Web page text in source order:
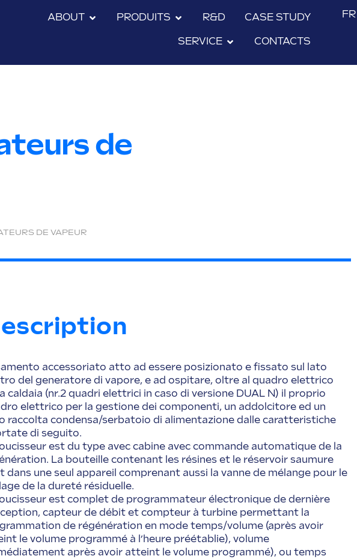
ABOUT PRODUITS R&D CASE STUDY
SERVICE CONTACTS
FR
de
DE VAPEUR
accessoriato atto ad essere posizionato e fissato sul lato
del generatore di vapore, e ad ospitare, oltre al quadro elettrico
caldaia (nr.2 quadri elettrici in caso di versione DUAL N) il proprio
elettrico per la gestione dei componenti, un addolcitore ed un
raccolta condensa/serbatoio di alimentazione dalle caratteristiche
di seguito.
est du type avec cabine avec commande automatique de la
La bouteille contenant les résines et le réservoir saumure
dans une seul appareil comprenant aussi la vanne de mélange pour le
de la dureté résiduelle.
est complet de programmateur électronique de dernière
capteur de débit et compteur à turbine permettant la
de régénération en mode temps/volume (après avoir
le volume programmé à l’heure préétablie), volume
après avoir atteint le volume programmé), ou temps